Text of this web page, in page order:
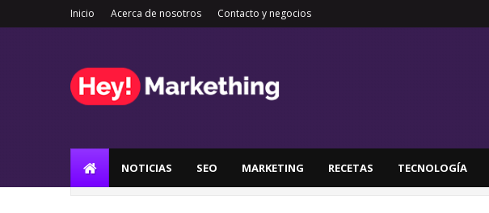
Inicio Acerca de nosotros Contacto y negocios
NOTICIAS SEO MARKETING RECETAS TECNOLOGÍA